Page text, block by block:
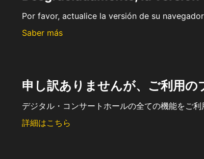
Por favor, actualice la versión de su
Saber más
申し訳ありませんが、ご利用
デジタル・コンサートホールの全ての機能をご
詳細はこちら